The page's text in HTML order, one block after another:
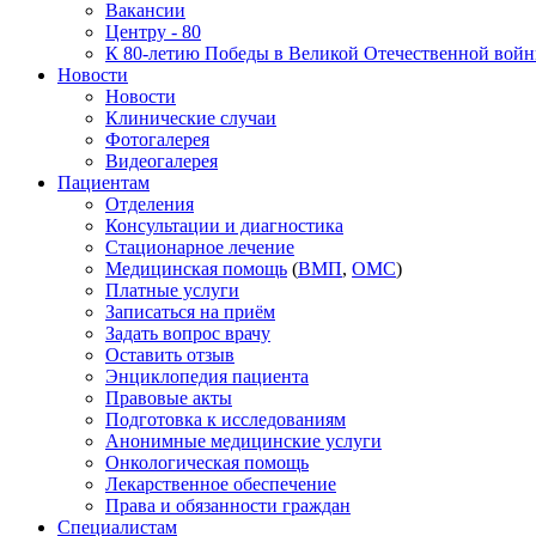
Вакансии
Центру - 80
К 80-летию Победы в Великой Отечественной
Новости
Новости
Клинические случаи
Фотогалерея
Видеогалерея
Пациентам
Отделения
Консультации и диагностика
Стационарное лечение
Медицинская помощь (ВМП, ОМС)
Платные услуги
Записаться на приём
Задать вопрос врачу
Оставить отзыв
Энциклопедия пациента
Правовые акты
Подготовка к исследованиям
Анонимные медицинские услуги
Онкологическая помощь
Лекарственное обеспечение
Права и обязанности граждан
Специалистам